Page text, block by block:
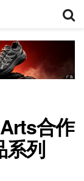
合作
系列